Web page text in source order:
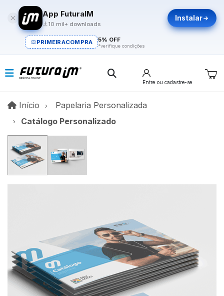
App FuturaIM
10 mil+ downloads
Instalar
PRIMEIRACOMPRA 5% OFF
*verifique condições
Entre ou cadastre-se
Início InícioPapelaria Personalizada
Catálogo Personalizado